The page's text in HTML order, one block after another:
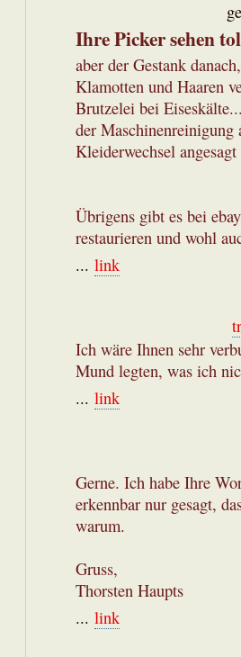
Ihre Picker sehen
aber der Gestank
Klamotten und Haaren
Brutzelei bei
der Maschinenreinigung
Kleiderwechsel
Übrigens gibt es bei
restaurieren und wohl
... link
Ich wäre Ihnen sehr
Mund legten, was ich
... link
Gerne. Ich habe Ihre
erkennbar nur gesagt,
warum.
Gruss,
Thorsten Haupts
... link